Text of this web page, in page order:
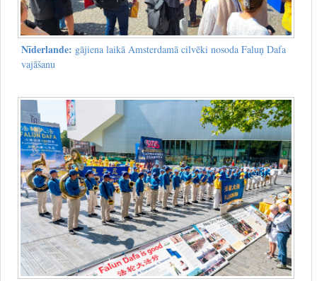
Nīderlande: gājiena laikā Amsterdamā cilvēki nosoda Faluņ Dafa
vajāšanu